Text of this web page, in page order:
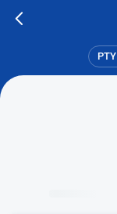
PTY